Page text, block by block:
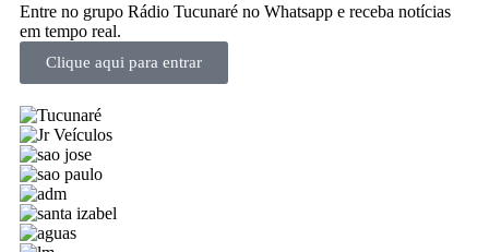
Entre no grupo Rádio Tucunaré no Whatsapp e receba notícias
em tempo real.
Clique aqui para entrar